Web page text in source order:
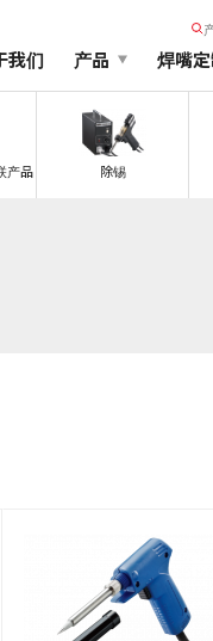
我们 产品 焊嘴
产品 除锡